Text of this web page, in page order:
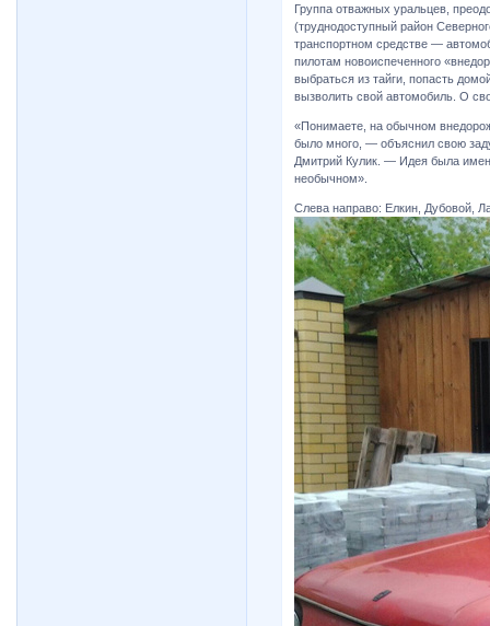
Группа отважных уральцев,
(труднодоступный район
транспортном средстве —
пилотам новоиспеченного
выбраться из тайги, попасть
вызволить свой автомобиль. О
«Понимаете, на обычном
было много, — объяснил свою
Дмитрий Кулик. — Идея была
необычном».
Слева направо: Елкин, Дубовой,